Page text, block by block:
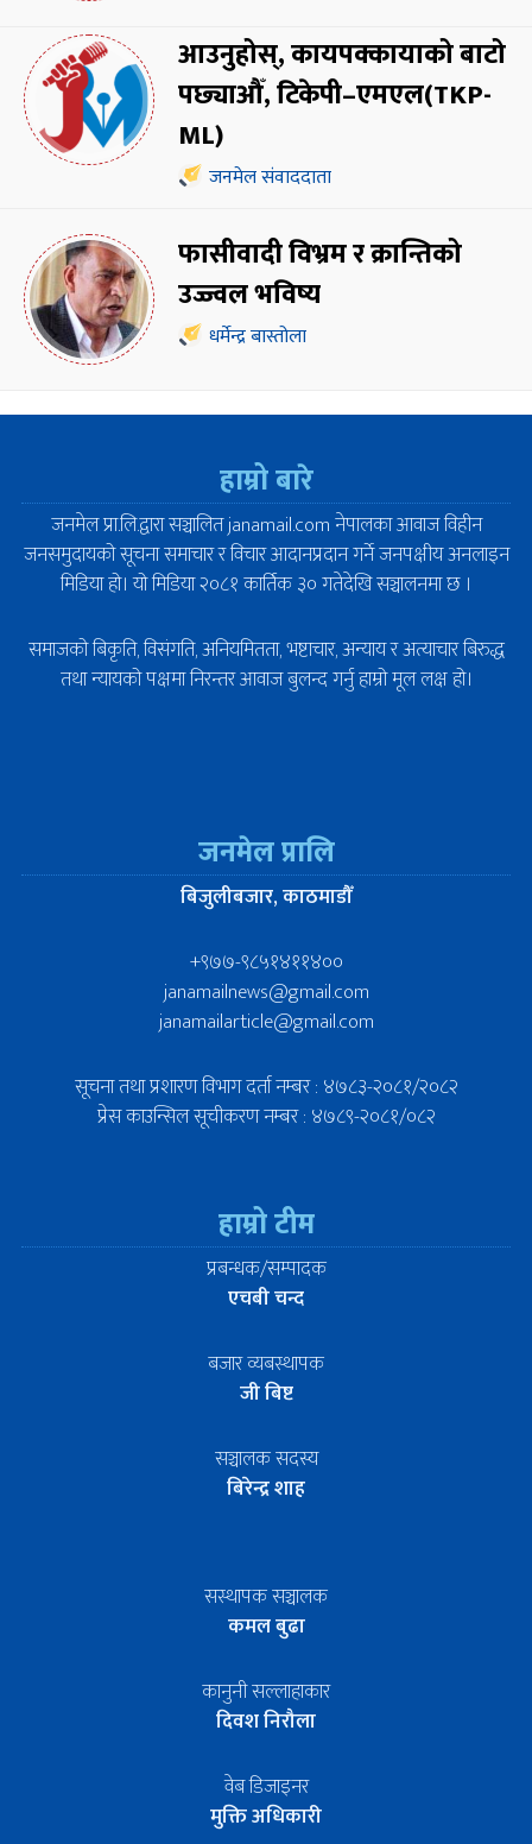
आउनुहोस्, कायपक्कायाको बाटो
पछ्याऔँ, टिकेपी–एमएल(TKP-
ML)
जनमेल संवाददाता
फासीवादी विभ्रम र क्रान्तिको
उज्ज्वल भविष्य
धर्मेन्द्र बास्तोला
हाम्रो बारे
जनमेल प्रा.लि.द्वारा सञ्चालित janamail.com नेपालका आवाज विहीन
जनसमुदायको सूचना समाचार र विचार आदानप्रदान गर्ने जनपक्षीय अनलाइन
मिडिया हो। यो मिडिया २०८१ कार्तिक ३० गतेदेखि सञ्चालनमा छ ।
समाजको बिकृति, विसंगति, अनियमितता, भष्टाचार, अन्याय र अत्याचार बिरुद्ध
तथा न्यायको पक्षमा निरन्तर आवाज बुलन्द गर्नु हाम्रो मूल लक्ष हो।
जनमेल प्रालि
बिजुलीबजार, काठमाडौँ
+९७७-९८५१४११४००
janamailnews@gmail.com
janamailarticle@gmail.com
सूचना तथा प्रशारण विभाग दर्ता नम्बर : ४७८३-२०८१/२०८२
प्रेस काउन्सिल सूचीकरण नम्बर : ४७८९-२०८१/०८२
हाम्रो टीम
प्रबन्धक/सम्पादक
एचबी चन्द
बजार व्यबस्थापक
जी बिष्ट
सञ्चालक सदस्य
बिरेन्द्र शाह
सस्थापक सञ्चालक
कमल बुढा
कानुनी सल्लाहाकार
दिवश निरौला
वेब डिजाइनर
मुक्ति अधिकारी